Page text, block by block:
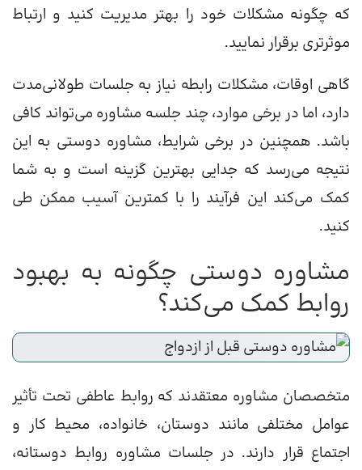
که چگونه مشکلات خود را بهتر مدیریت کنید و ارتباط
موثرتری برقرار نمایید.
گاهی اوقات، مشکلات رابطه نیاز به جلسات طولانی‌مدت
دارد، اما در برخی موارد، چند جلسه مشاوره می‌تواند کافی
باشد. همچنین در برخی شرایط، مشاوره دوستی به این
نتیجه می‌رسد که جدایی بهترین گزینه است و به شما
کمک می‌کند این فرآیند را با کمترین آسیب ممکن طی
کنید.
مشاوره دوستی چگونه به بهبود
روابط کمک می‌کند؟
متخصصان مشاوره معتقدند که روابط عاطفی تحت تأثیر
عوامل مختلفی مانند دوستان، خانواده، محیط کار و
اجتماع قرار دارند. در جلسات مشاوره روابط دوستانه،